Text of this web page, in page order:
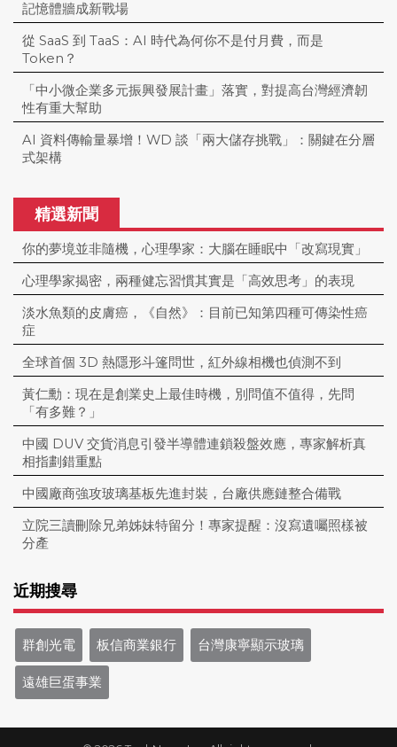
記憶體牆成新戰場
從 SaaS 到 TaaS：AI 時代為何你不是付月費，而是
Token？
「中小微企業多元振興發展計畫」落實，對提高台灣經濟韌
性有重大幫助
AI 資料傳輸量暴增！WD 談「兩大儲存挑戰」：關鍵在分層
式架構
精選新聞
你的夢境並非隨機，心理學家：大腦在睡眠中「改寫現實」
心理學家揭密，兩種健忘習慣其實是「高效思考」的表現
淡水魚類的皮膚癌，《自然》：目前已知第四種可傳染性癌
症
全球首個 3D 熱隱形斗篷問世，紅外線相機也偵測不到
黃仁勳：現在是創業史上最佳時機，別問值不值得，先問
「有多難？」
中國 DUV 交貨消息引發半導體連鎖殺盤效應，專家解析真
相指劃錯重點
中國廠商強攻玻璃基板先進封裝，台廠供應鏈整合備戰
立院三讀刪除兄弟姊妹特留分！專家提醒：沒寫遺囑照樣被
分產
近期搜尋
群創光電 板信商業銀行 台灣康寧顯示玻璃
遠雄巨蛋事業